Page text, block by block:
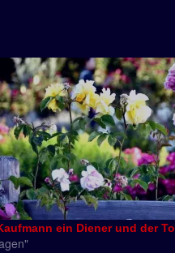
ein Diener und der